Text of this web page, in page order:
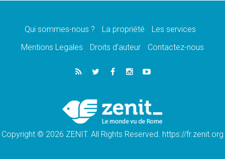
en Argentine et au Pérou
Audience générale: la prière est un acte
04.08.2026
Léon XIV invite les Chevaliers de Colomb à
Au Nigéria, attaques d'église, meurtre et
enlèvements de religieux suscitent l'émotion
Qui sommes-nous ? La propriété
Les services
Mentions Legales
Droits d’auteur Contactez-nous
Copyright © 2026 ZENIT. All Rights Reserved. https://fr.zenit.org